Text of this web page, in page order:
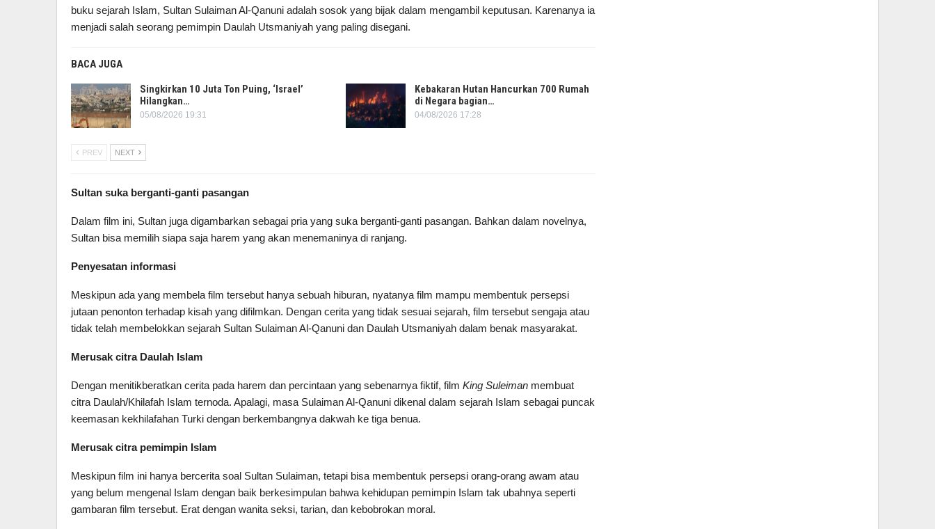
buku sejarah Islam, Sultan Sulaiman Al-Qanuni adalah sosok yang bijak dalam mengambil keputusan. Karenanya ia
menjadi salah seorang pemimpin Daulah Utsmaniyah yang paling disegani.
BACA JUGA
Singkirkan 10 Juta Ton Puing, ‘Israel’
Hilangkan…
05/08/2026 19:31
Kebakaran Hutan Hancurkan 700 Rumah
di Negara bagian…
04/08/2026 17:28
PREV NEXT
Sultan suka berganti-ganti pasangan
Dalam film ini, Sultan juga digambarkan sebagai pria yang suka berganti-ganti pasangan. Bahkan dalam novelnya,
Sultan bisa memilih siapa saja harem yang akan menemaninya di ranjang.
Penyesatan informasi
Meskipun ada yang membela film tersebut hanya sebuah hiburan, nyatanya film mampu membentuk persepsi
jutaan penonton terhadap kisah yang difilmkan. Dengan cerita yang tidak sesuai sejarah, film tersebut sengaja atau
tidak telah membelokkan sejarah Sultan Sulaiman Al-Qanuni dan Daulah Utsmaniyah dalam benak masyarakat.
Merusak citra Daulah Islam
Dengan menitikberatkan cerita pada harem dan percintaan yang sebenarnya fiktif, film King Suleiman membuat
citra Daulah/Khilafah Islam ternoda. Apalagi, masa Sulaiman Al-Qanuni dikenal dalam sejarah Islam sebagai puncak
keemasan kekhilafahan Turki dengan berkembangnya dakwah ke tiga benua.
Merusak citra pemimpin Islam
Meskipun film ini hanya bercerita soal Sultan Sulaiman, tetapi bisa membentuk persepsi orang-orang awam atau
yang belum mengenal Islam dengan baik berkesimpulan bahwa kehidupan pemimpin Islam tak ubahnya seperti
gambaran film tersebut. Erat dengan wanita seksi, tarian, dan kebobrokan moral.